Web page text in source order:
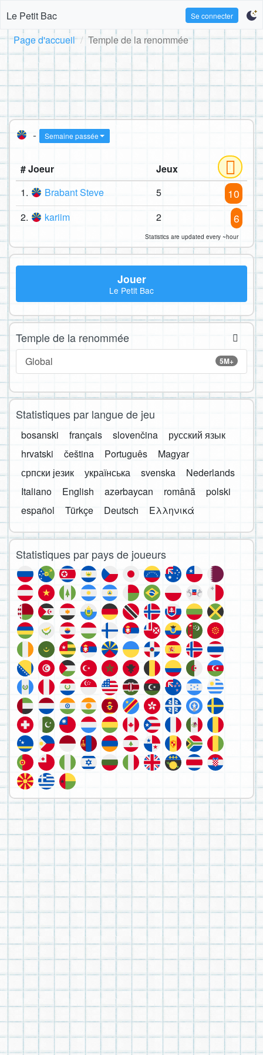
Le Petit Bac Se connecter
Page d'accueil Temple de la renommée
- Semaine passée
# Joeur
Jeux
1.
Brabant Steve 5 10
2. kariim 2 6
Statistics are updated every ~hour
Jouer
Le Petit Bac
Temple de la renommée
5M+
Global
Statistiques par langue de jeu
bosanski français slovenčina
русский язык
hrvatski
čeština Português
Magyar
српски језик
українська svenska
Nederlands
Italiano
English azərbaycan română
polski
español
Türkçe Deutsch Ελληνικά
Statistiques par pays de joueurs